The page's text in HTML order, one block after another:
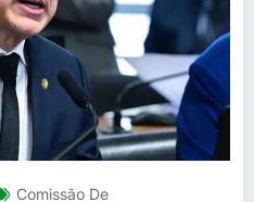
Comissão De